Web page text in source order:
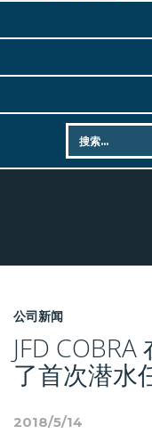
公司新闻
JFD
了首次潜水
2018/5/14